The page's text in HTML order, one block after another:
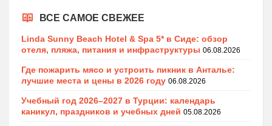
ВСЕ САМОЕ СВЕЖЕЕ
Linda Sunny Beach Hotel & Spa 5* в Сиде: обзор
отеля, пляжа, питания и инфраструктуры 06.08.2026
Где пожарить мясо и устроить пикник в Анталье:
лучшие места и цены в 2026 году 06.08.2026
Учебный год 2026–2027 в Турции: календарь
каникул, праздников и учебных дней 05.08.2026